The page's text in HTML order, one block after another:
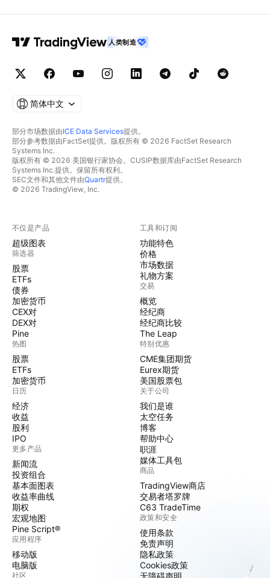
人类制造
简体中文
部分市场数据由ICE Data Services提供。
部分参考数据由FactSet提供。版权所有 © 2026 FactSet Research
Systems Inc.
版权所有 © 2026 美国银行家协会。CUSIP数据库由FactSet Research
Systems Inc.提供。保留所有权利。
SEC文件和其他文件由Quartr提供。
© 2026 TradingView, Inc.
不仅是产品
超级图表
筛选器
股票
ETFs
债券
加密货币
CEX对
DEX对
Pine
热图
股票
ETFs
加密货币
日历
经济
收益
股利
IPO
更多产品
新闻流
投资组合
基本面图表
收益率曲线
期权
宏观地图
Pine Script®
应用程序
移动版
电脑版
社区
工具和订阅
功能特色
价格
市场数据
礼物方案
交易
概览
经纪商
经纪商比较
The Leap
特别优惠
CME集团期货
Eurex期货
美国股票包
关于公司
我们是谁
太空任务
博客
帮助中心
职涯
媒体工具包
商品
TradingView商店
交易者塔罗牌
C63 TradeTime
政策和安全
使用条款
免责声明
隐私政策
Cookies政策
无障碍声明